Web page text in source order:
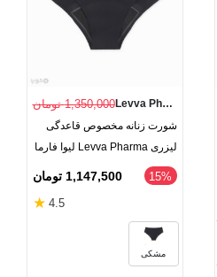
Levva Pharma 1,350,000 تومان
شورت زنانه مخصوص قاعدگی
لیزری Levva Pharma لیوا فارما
‎15% 1,147,500 تومان
4.5
★
مشکی